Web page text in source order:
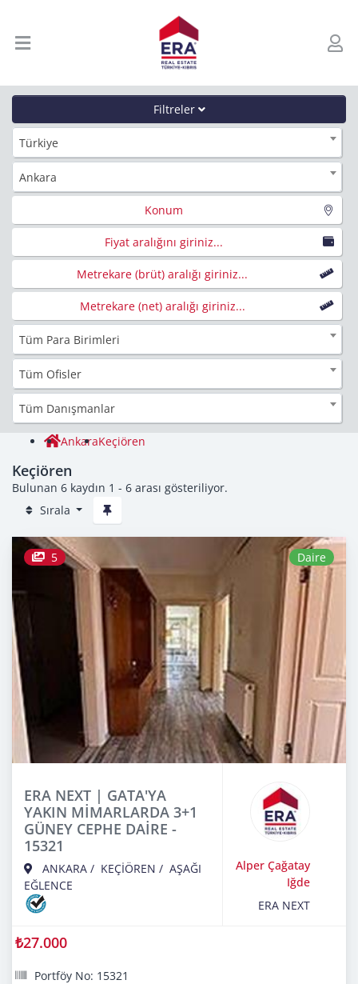
Filtreler
Türkiye
Ankara
Konum
Fiyat aralığını giriniz...
Metrekare (brüt) aralığı giriniz...
Metrekare (net) aralığı giriniz...
Tüm Para Birimleri
Tüm Ofisler
Tüm Danışmanlar
AnkaraKeçiören
Keçiören
Bulunan 6 kaydın 1 - 6 arası gösteriliyor.
Sırala
5 Daire
ERA NEXT | GATA'YA
YAKIN MİMARLARDA 3+1
GÜNEY CEPHE DAİRE -
15321
ANKARA / KEÇİÖREN / AŞAĞI
EĞLENCE
Alper Çağatay
Iğde
ERA NEXT
₺27.000
Portföy No: 15321